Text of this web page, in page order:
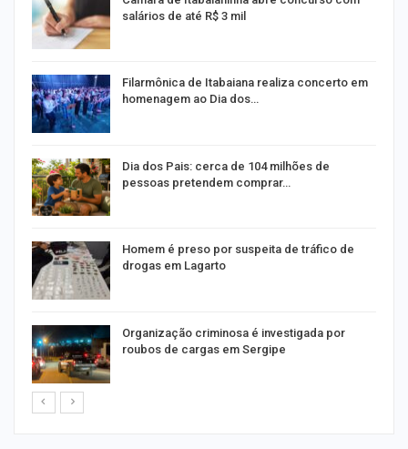
salários de até R$ 3 mil
Filarmônica de Itabaiana realiza concerto em
homenagem ao Dia dos…
Dia dos Pais: cerca de 104 milhões de
pessoas pretendem comprar…
Homem é preso por suspeita de tráfico de
drogas em Lagarto
Organização criminosa é investigada por
roubos de cargas em Sergipe